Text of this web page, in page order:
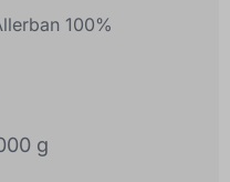
100%
g